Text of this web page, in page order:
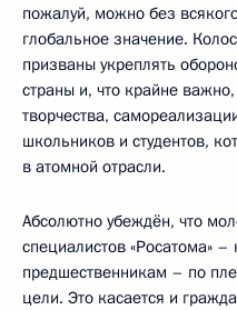
пожалуй, можно без
глобальное значение.
призваны укреплять
страны и, что крайне
творчества,
школьников и студентов,
в атомной отрасли.
Абсолютно убеждён, что
специалистов «Росатома»
предшественникам – по
цели. Это касается и